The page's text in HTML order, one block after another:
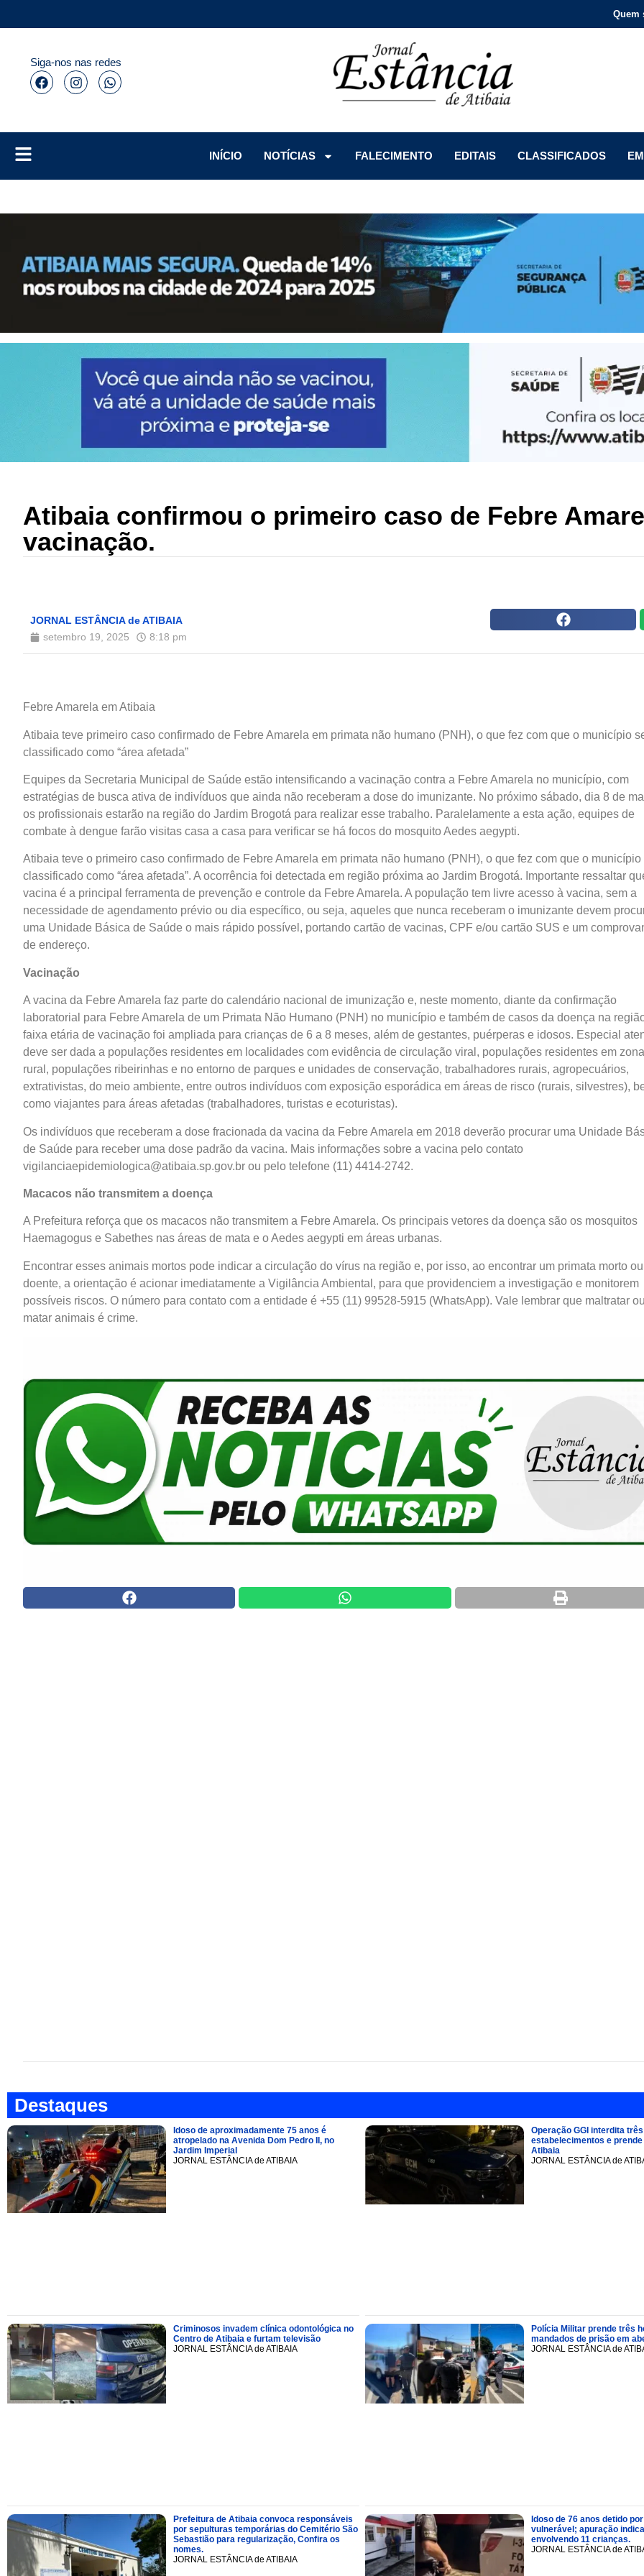
Quem
Siga-nos nas redes
INÍCIO
NOTÍCIAS FALECIMENTO EDITAIS CLASSIFICADOS
Atibaia confirmou o primeiro caso de Febre
vacinação.
JORNAL ESTÂNCIA de ATIBAIA
setembro 19, 2025
8:18 pm
Febre Amarela em Atibaia
Atibaia teve primeiro caso confirmado de Febre Amarela em primata não humano (PNH), o que fez com que o município
classificado como “área afetada”
Equipes da Secretaria Municipal de Saúde estão intensificando a vacinação contra a Febre Amarela no município, com
estratégias de busca ativa de indivíduos que ainda não receberam a dose do imunizante. No próximo sábado, dia 8 de
os profissionais estarão na região do Jardim Brogotá para realizar esse trabalho. Paralelamente a esta ação, equipes de
combate à dengue farão visitas casa a casa para verificar se há focos do mosquito Aedes aegypti.
Atibaia teve o primeiro caso confirmado de Febre Amarela em primata não humano (PNH), o que fez com que o município
classificado como “área afetada”. A ocorrência foi detectada em região próxima ao Jardim Brogotá. Importante ressaltar
vacina é a principal ferramenta de prevenção e controle da Febre Amarela. A população tem livre acesso à vacina, sem a
necessidade de agendamento prévio ou dia específico, ou seja, aqueles que nunca receberam o imunizante devem
uma Unidade Básica de Saúde o mais rápido possível, portando cartão de vacinas, CPF e/ou cartão SUS e um
de endereço.
Vacinação
A vacina da Febre Amarela faz parte do calendário nacional de imunização e, neste momento, diante da confirmação
laboratorial para Febre Amarela de um Primata Não Humano (PNH) no município e também de casos da doença na
faixa etária de vacinação foi ampliada para crianças de 6 a 8 meses, além de gestantes, puérperas e idosos. Especial
deve ser dada a populações residentes em localidades com evidência de circulação viral, populações residentes em zona
rural, populações ribeirinhas e no entorno de parques e unidades de conservação, trabalhadores rurais, agropecuários,
extrativistas, do meio ambiente, entre outros indivíduos com exposição esporádica em áreas de risco (rurais, silvestres),
como viajantes para áreas afetadas (trabalhadores, turistas e ecoturistas).
Os indivíduos que receberam a dose fracionada da vacina da Febre Amarela em 2018 deverão procurar uma Unidade
de Saúde para receber uma dose padrão da vacina. Mais informações sobre a vacina pelo contato
vigilanciaepidemiologica@atibaia.sp.gov.br ou pelo telefone (11) 4414-2742.
Macacos não transmitem a doença
A Prefeitura reforça que os macacos não transmitem a Febre Amarela. Os principais vetores da doença são os mosquitos
Haemagogus e Sabethes nas áreas de mata e o Aedes aegypti em áreas urbanas.
Encontrar esses animais mortos pode indicar a circulação do vírus na região e, por isso, ao encontrar um primata morto ou
doente, a orientação é acionar imediatamente a Vigilância Ambiental, para que providenciem a investigação e monitorem
possíveis riscos. O número para contato com a entidade é +55 (11) 99528-5915 (WhatsApp). Vale lembrar que maltratar
matar animais é crime.
Destaques
Idoso de aproximadamente 75 anos é
atropelado na Avenida Dom Pedro II, no
Jardim Imperial
JORNAL ESTÂNCIA de ATIBAIA
Operação GGI interdita três
estabelecimentos e
Atibaia
JORNAL ESTÂNCIA de
Criminosos invadem clínica odontológica no
Centro de Atibaia e furtam televisão
JORNAL ESTÂNCIA de ATIBAIA
Polícia Militar prende três
mandados de prisão em
JORNAL ESTÂNCIA de
Prefeitura de Atibaia convoca responsáveis
por sepulturas temporárias do Cemitério São
Sebastião para regularização, Confira os
nomes.
JORNAL ESTÂNCIA de ATIBAIA
Idoso de 76 anos detido
vulnerável; apuração
envolvendo 11 crianças.
JORNAL ESTÂNCIA de